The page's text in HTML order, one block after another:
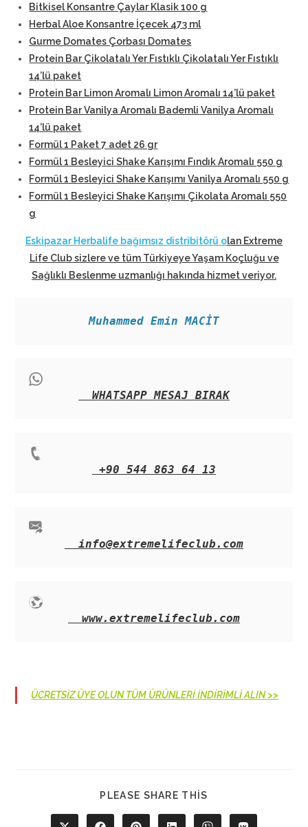
Bitkisel Konsantre Çaylar Klasik 100 g
Herbal Aloe Konsantre İçecek 473 ml
Gurme Domates Çorbası Domates
Protein Bar Çikolatalı Yer Fıstıklı Çikolatalı Yer Fıstıklı
14’lü paket
Protein Bar Limon Aromalı Limon Aromalı 14’lü paket
Protein Bar Vanilya Aromalı Bademli Vanilya Aromalı
14’lü paket
Formül 1 Paket 7 adet 26 gr
Formül 1 Besleyici Shake Karışımı Fındık Aromalı 550 g
Formül 1 Besleyici Shake Karışımı Vanilya Aromalı 550 g
Formül 1 Besleyici Shake Karışımı Çikolata Aromalı 550
g
Eskipazar Herbalife bağımsız distribitörü olan Extreme
Life Club sizlere ve tüm Türkiyeye Yaşam Koçluğu ve
Sağlıklı Beslenme uzmanlığı hakında hizmet veriyor.
Muhammed Emin MACİT
WHATSAPP MESAJ BIRAK
+90 544 863 64 13
info@extremelifeclub.com
www.extremelifeclub.com
ÜCRETSİZ ÜYE OLUN TÜM ÜRÜNLERİ İNDİRİMLİ ALIN >>
PLEASE SHARE THIS
CONTENT